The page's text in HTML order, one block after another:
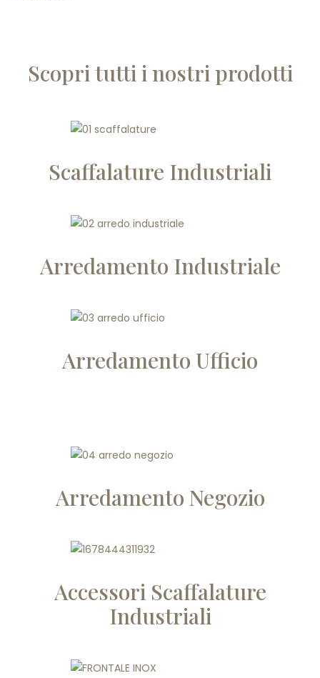
Scopri tutti i nostri prodotti
Scaffalature Industriali
Arredamento Industriale
Arredamento Ufficio
Arredamento Negozio
Accessori Scaffalature
Industriali